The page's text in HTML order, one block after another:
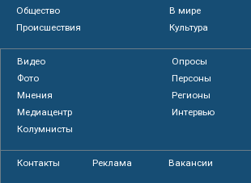
Общество
В мире
Происшествия
Культура
Видео
Опросы
Фото
Персоны
Мнения
Регионы
Медиацентр
Интервью
Колумнисты
Контакты Реклама Вакансии